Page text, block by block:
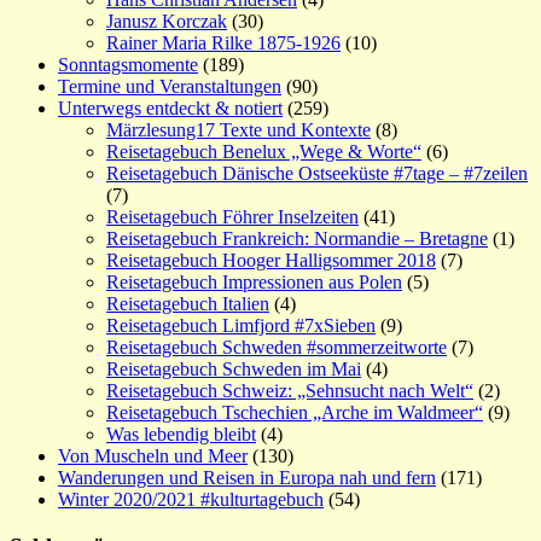
Janusz Korczak (30)
Rainer Maria Rilke 1875-1926 (10)
Sonntagsmomente (189)
Termine und Veranstaltungen (90)
Unterwegs entdeckt & notiert (259)
Märzlesung17 Texte und Kontexte (8)
Reisetagebuch Benelux „Wege & Worte“ (6)
Reisetagebuch Dänische Ostseeküste #7tage – #7zeilen
(7)
Reisetagebuch Föhrer Inselzeiten (41)
Reisetagebuch Frankreich: Normandie – Bretagne (1)
Reisetagebuch Hooger Halligsommer 2018 (7)
Reisetagebuch Impressionen aus Polen (5)
Reisetagebuch Italien (4)
Reisetagebuch Limfjord #7xSieben (9)
Reisetagebuch Schweden #sommerzeitworte (7)
Reisetagebuch Schweden im Mai (4)
Reisetagebuch Schweiz: „Sehnsucht nach Welt“ (2)
Reisetagebuch Tschechien „Arche im Waldmeer“ (9)
Was lebendig bleibt (4)
Von Muscheln und Meer(130)
Wanderungen und Reisen in Europa nah und fern (171)
Winter 2020/2021 #kulturtagebuch (54)